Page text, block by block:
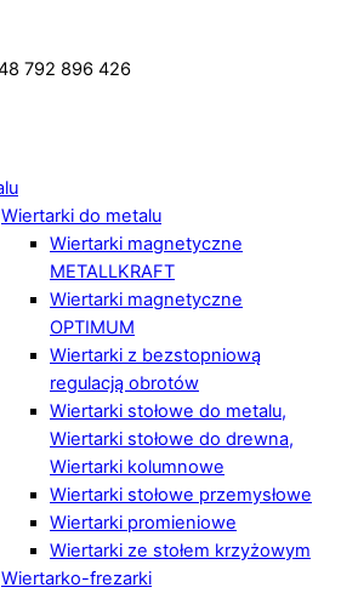
792 896 426
Wiertarki do metalu
Wiertarki magnetyczne
METALLKRAFT
Wiertarki magnetyczne
OPTIMUM
Wiertarki z bezstopniową
regulacją obrotów
Wiertarki stołowe do metalu,
Wiertarki stołowe do drewna,
Wiertarki kolumnowe
Wiertarki stołowe przemysłowe
Wiertarki promieniowe
Wiertarki ze stołem krzyżowym
Wiertarko-frezarki